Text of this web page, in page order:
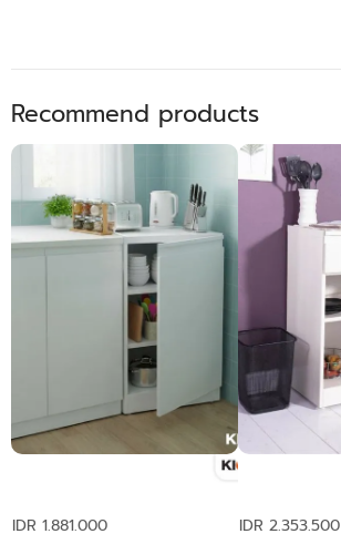
Recommend products
IDR 1.881.000 IDR 2.353.500